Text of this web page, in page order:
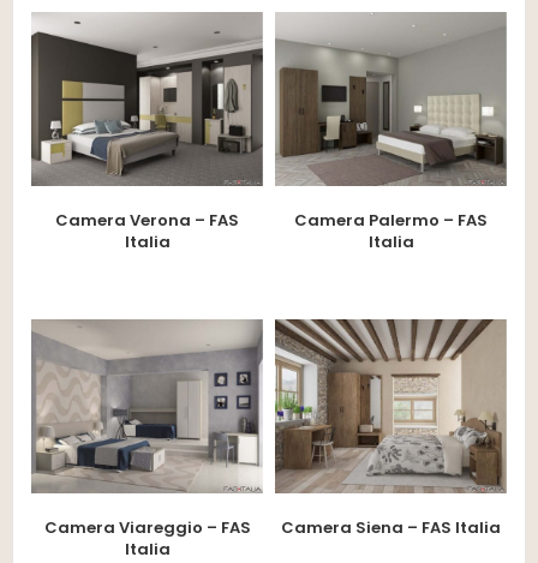
Camera Verona – FAS
Italia
Camera Palermo – FAS
Italia
Camera Viareggio – FAS
Italia
Camera Siena – FAS Italia